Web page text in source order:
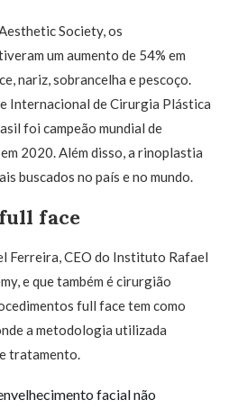
Society, os
um aumento de 54% em
nariz, sobrancelha e pescoço.
Internacional de Cirurgia Plástica
foi campeão mundial de
2020. Além disso, a rinoplastia
buscados no país e no mundo.
face
Ferreira, CEO do Instituto Rafael
e que também é cirurgião
full face tem como
a metodologia utilizada
tratamento.
facial não